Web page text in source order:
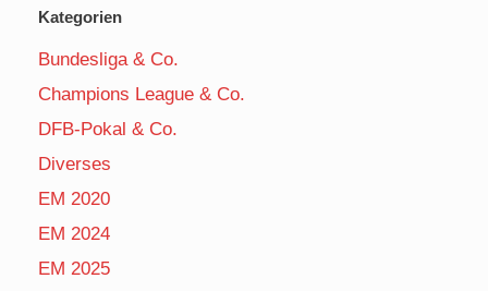
Kategorien
Bundesliga & Co.
Champions League & Co.
DFB-Pokal & Co.
Diverses
EM 2020
EM 2024
EM 2025